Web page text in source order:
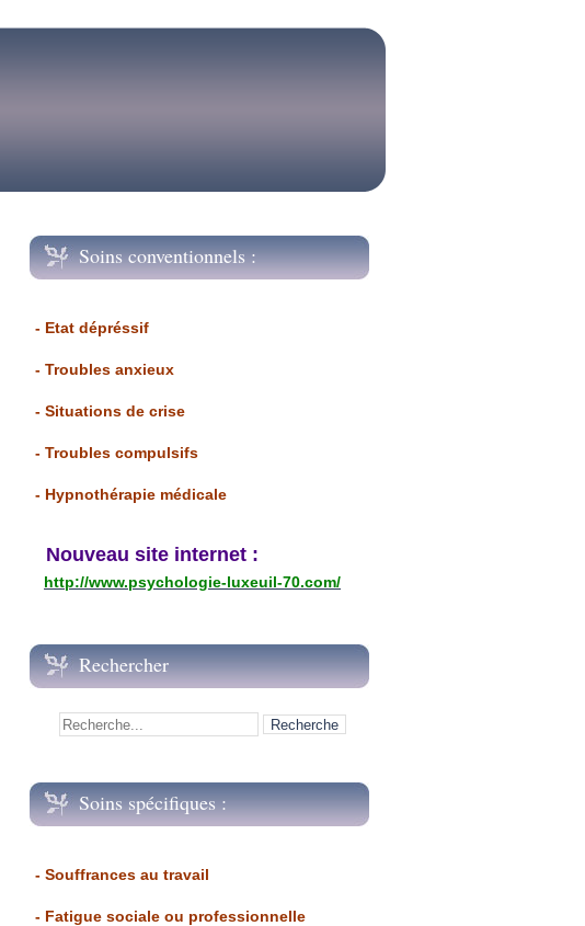
Soins conventionnels :
- Etat dépréssif
- Troubles anxieux
- Situations de crise
- Troubles compulsifs
- Hypnothérapie médicale
Nouveau site internet :
http://www.psychologie-luxeuil-70.com/
Rechercher
Soins spécifiques :
- Souffrances au travail
- Fatigue sociale ou professionnelle